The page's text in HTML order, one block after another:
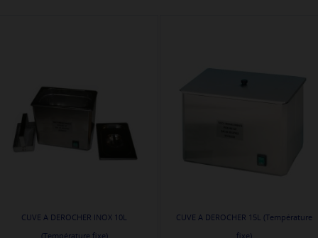
CUVE A DEROCHER INOX 10L
(Température fixe)
CUVE A DEROCHER 15L (Température
fixe)